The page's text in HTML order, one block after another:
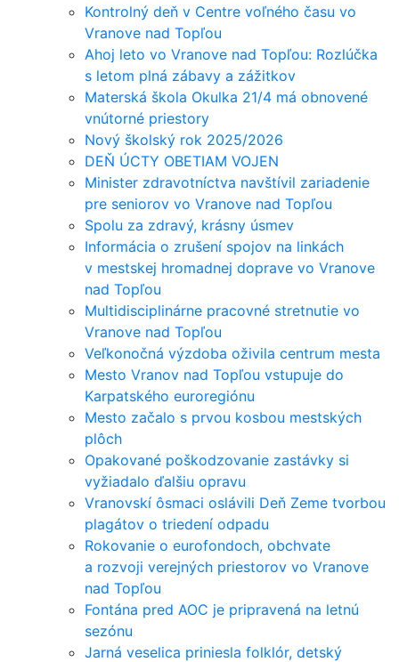
Kontrolný deň v Centre voľného času vo
Vranove nad Topľou
Ahoj leto vo Vranove nad Topľou: Rozlúčka
s letom plná zábavy a zážitkov
Materská škola Okulka 21/4 má obnovené
vnútorné priestory
Nový školský rok 2025/2026
DEŇ ÚCTY OBETIAM VOJEN
Minister zdravotníctva navštívil zariadenie
pre seniorov vo Vranove nad Topľou
Spolu za zdravý, krásny úsmev
Informácia o zrušení spojov na linkách
v mestskej hromadnej doprave vo Vranove
nad Topľou
Multidisciplinárne pracovné stretnutie vo
Vranove nad Topľou
Veľkonočná výzdoba oživila centrum mesta
Mesto Vranov nad Topľou vstupuje do
Karpatského euroregiónu
Mesto začalo s prvou kosbou mestských
plôch
Opakované poškodzovanie zastávky si
vyžiadalo ďalšiu opravu
Vranovskí ôsmaci oslávili Deň Zeme tvorbou
plagátov o triedení odpadu
Rokovanie o eurofondoch, obchvate
a rozvoji verejných priestorov vo Vranove
nad Topľou
Fontána pred AOC je pripravená na letnú
sezónu
Jarná veselica priniesla folklór, detský